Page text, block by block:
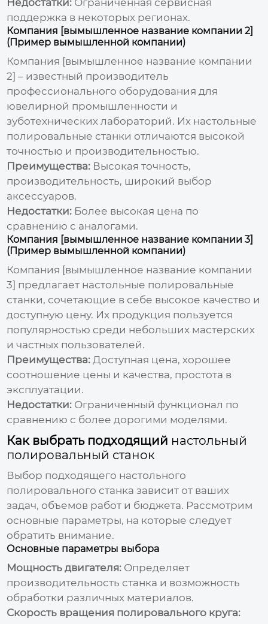
поддержка в некоторых регионах.
Компания [вымышленное название компании 2]
(Пример вымышленной компании)
Компания [вымышленное название компании
2] – известный производитель
профессионального оборудования для
ювелирной промышленности и
зуботехнических лабораторий. Их настольные
полировальные станки отличаются высокой
точностью и производительностью.
Преимущества: Высокая точность,
производительность, широкий выбор
аксессуаров.
Недостатки: Более высокая цена по
сравнению с аналогами.
Компания [вымышленное название компании 3]
(Пример вымышленной компании)
Компания [вымышленное название компании
3] предлагает настольные полировальные
станки, сочетающие в себе высокое качество и
доступную цену. Их продукция пользуется
популярностью среди небольших мастерских
и частных пользователей.
Преимущества: Доступная цена, хорошее
соотношение цены и качества, простота в
эксплуатации.
Недостатки: Ограниченный функционал по
сравнению с более дорогими моделями.
Как выбрать подходящий настольный
полировальный станок
Выбор подходящего настольного
полировального станка зависит от ваших
задач, объемов работ и бюджета. Рассмотрим
основные параметры, на которые следует
обратить внимание.
Основные параметры выбора
Мощность двигателя: Определяет
производительность станка и возможность
обработки различных материалов.
Скорость вращения полировального круга: